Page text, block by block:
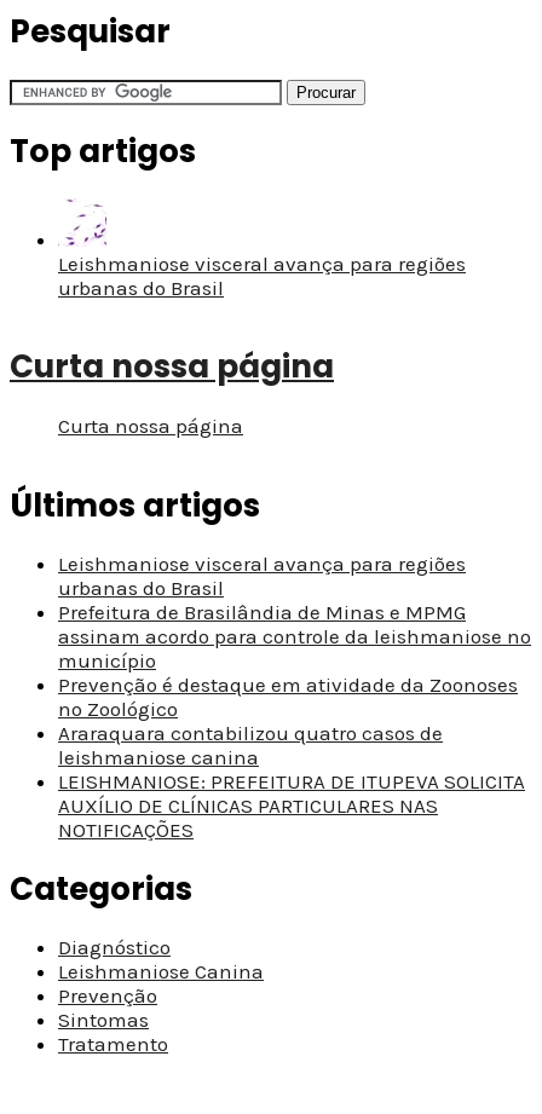
Pesquisar
Top artigos
Leishmaniose visceral avança para regiões
urbanas do Brasil
Curta nossa página
Curta nossa página
Últimos artigos
Leishmaniose visceral avança para regiões
urbanas do Brasil
Prefeitura de Brasilândia de Minas e MPMG
assinam acordo para controle da leishmaniose no
município
Prevenção é destaque em atividade da Zoonoses
no Zoológico
Araraquara contabilizou quatro casos de
leishmaniose canina
LEISHMANIOSE: PREFEITURA DE ITUPEVA SOLICITA
AUXÍLIO DE CLÍNICAS PARTICULARES NAS
NOTIFICAÇÕES
Categorias
Diagnóstico
Leishmaniose Canina
Prevenção
Sintomas
Tratamento